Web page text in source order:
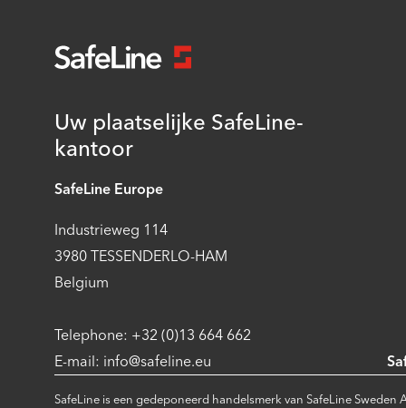
Uw plaatselijke SafeLine-
kantoor
SafeLine Europe
Industrieweg 114
3980 TESSENDERLO-HAM
Belgium
Telephone: +32 (0)13 664 662
E-mail: info@safeline.eu
SafeLine is een gedeponeerd handelsmerk van SafeLine